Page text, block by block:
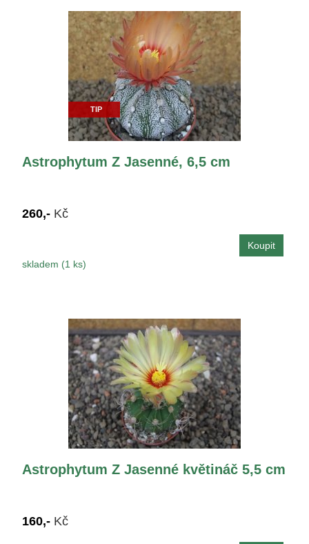
TIP
Astrophytum Z Jasenné, 6,5 cm
260,- Kč
skladem (1 ks)
Astrophytum Z Jasenné květináč 5,5 cm
160,- Kč